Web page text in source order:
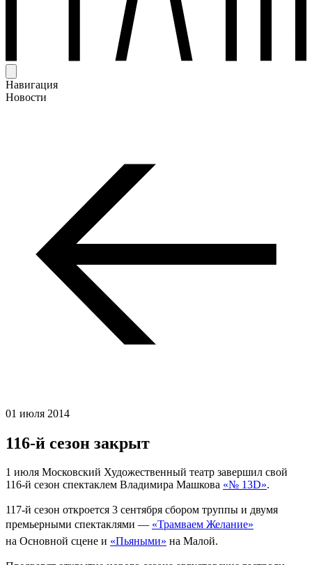
Навигация
Новости
01 июля 2014
116-й сезон закрыт
1 июля Московский Художественный театр завершил свой
116-й сезон спектаклем Владимира Машкова «№ 13D».
117-й сезон откроется 3 сентября сбором труппы и двумя
премьерными спектаклями — «Трамваем Желание»
на Основной сцене и «Пьяными» на Малой.